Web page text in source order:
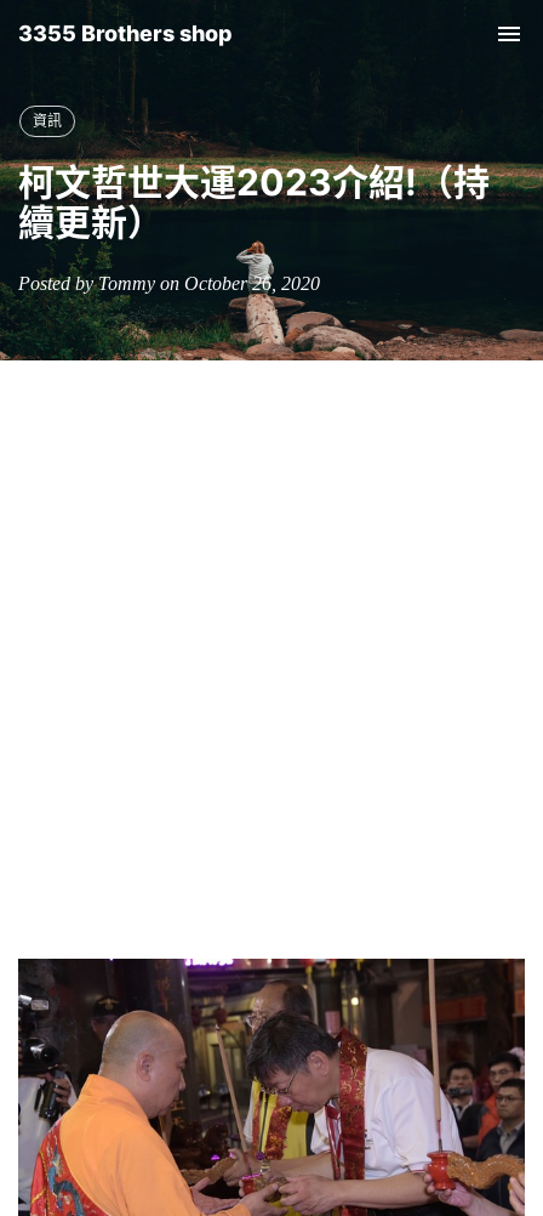
3355 Brothers shop
資訊
柯文哲世大運2023介紹!（持
續更新）
Posted by Tommy on October 26, 2020